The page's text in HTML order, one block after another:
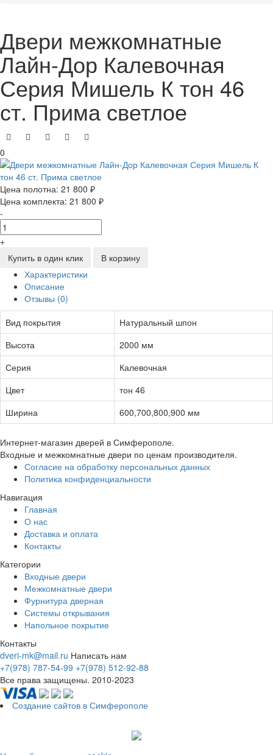
Двери межкомнатные
Лайн-Дор Калевочная
Серия Мишель К тон 46
ст. Прима светлое
0
Цена полотна: 21 800 ₽
Цена комплекта: 21 800 ₽
-
+
Купить в один клик
В корзину
Характеристики
Описание
Отзывы (0)
Вид покрытия
Натуральный шпон
Высота
2000 мм
Серия
Калевочная
Цвет
тон 46
Ширина
600,700,800,900 мм
Интернет-магазин дверей в Симферополе.
Входные и межкомнатные двери по ценам производителя.
Согласие на обработку персональных данных
Политика конфиденциальности
Навигация
Главная
О нас
Доставка и оплата
Контакты
Категории
Входные двери
Межкомнатные двери
Фурнитура дверная
Системы открывания
Напольное покрытие
Контакты
dveri-mk@mail.ru Написать нам
+7(978) 787-54-99 +7(978) 512-92-88
Все права защищены. 2010-2023
Создание сайтов в Симферополе